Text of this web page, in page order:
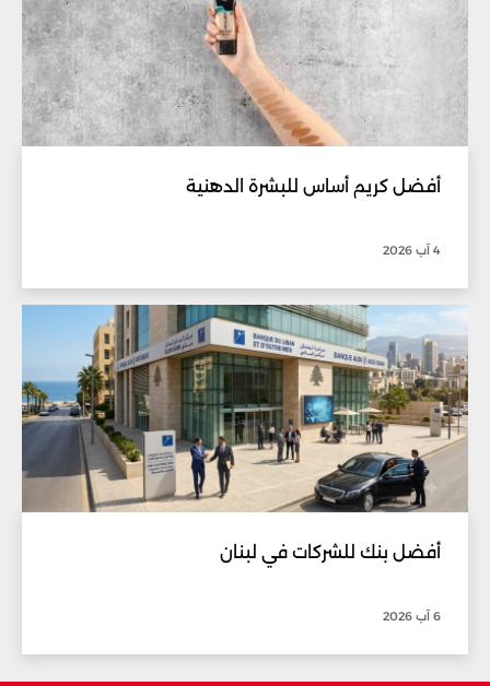
أفضل كريم أساس للبشرة الدهنية
4 آب 2026
أفضل بنك للشركات في لبنان
6 آب 2026